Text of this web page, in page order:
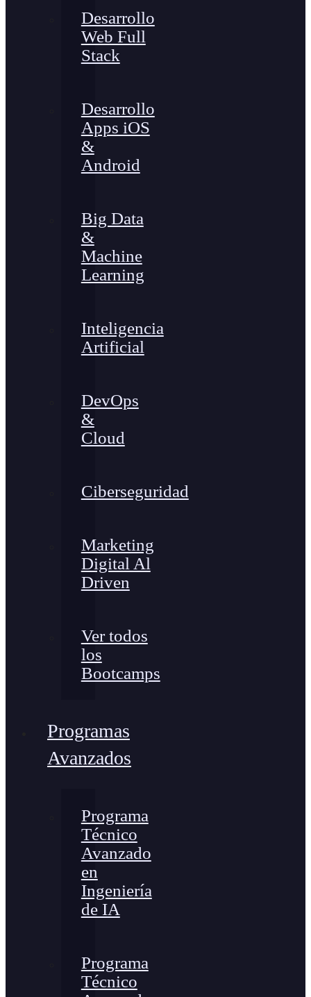
Desarrollo
Web Full
Stack
Desarrollo
Apps iOS
&
Android
Big Data
&
Machine
Learning
Inteligencia
Artificial
DevOps
&
Cloud
Ciberseguridad
Marketing
Digital Al
Driven
Ver todos
los
Bootcamps
Programas
Avanzados
Programa
Técnico
Avanzado
en
Ingeniería
de IA
Programa
Técnico